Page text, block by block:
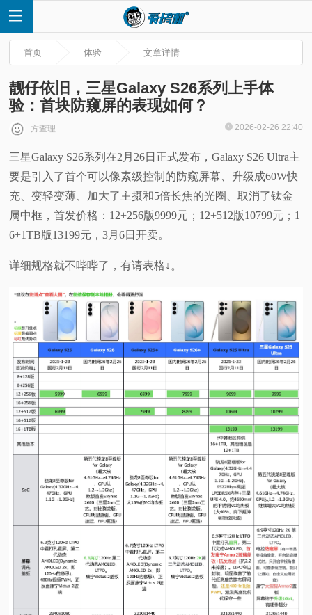
首
页
快
讯
评
测
视
频
科
首页 体验 文章详情
靓仔依旧，三星Galaxy S26系列上手体
验：首块防窥屏的表现如何？
方查理 2026-02-26 22:40
三星Galaxy S26系列在2月26日正式发布，Galaxy S26 Ultra主
要是引入了首个可以像素级控制的防窥屏幕、升级成60W快
充、变轻变薄、加大了主摄和5倍长焦的光圈、取消了钛金
属中框，首发价格：12+256版9999元；12+512版10799元；1
6+1TB版13199元，3月6日开卖。
详细规格就不哔哔了，有请表格↓。